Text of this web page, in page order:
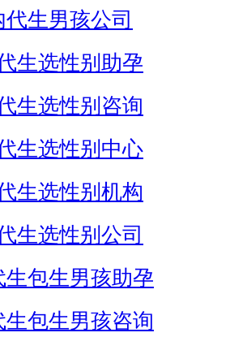
代生男孩公司
生选性别助孕
生选性别咨询
生选性别中心
生选性别机构
生选性别公司
生包生男孩助孕
生包生男孩咨询